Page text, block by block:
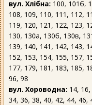
вул. Хлібна: 100, 101б,
108, 109, 110, 111, 112,
119, 120, 121, 122, 123,
130, 130а, 130б, 130в,
139, 140, 141, 142, 143,
152, 153, 154, 155, 157,
177, 179, 181, 183, 185,
96, 98
вул. Хороводна: 14,
34, 36, 38, 40, 42, 44, 46,